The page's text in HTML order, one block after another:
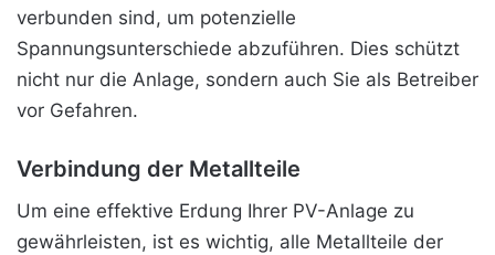
verbunden sind, um potenzielle
Spannungsunterschiede abzuführen. Dies schützt
nicht nur die Anlage, sondern auch Sie als Betreiber
vor Gefahren.
Verbindung der Metallteile
Um eine effektive Erdung Ihrer PV-Anlage zu
gewährleisten, ist es wichtig, alle Metallteile der